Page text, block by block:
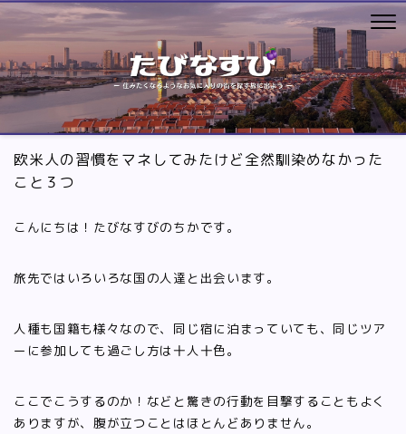
欧米人の習慣をマネしてみたけど全然馴染めなかった
こと３つ
こんにちは！たびなすびのちかです。
旅先ではいろいろな国の人達と出会います。
人種も国籍も様々なので、同じ宿に泊まっていても、同じツア
ーに参加しても過ごし方は十人十色。
ここでこうするのか！などと驚きの行動を目撃することもよく
ありますが、腹が立つことはほとんどありません。